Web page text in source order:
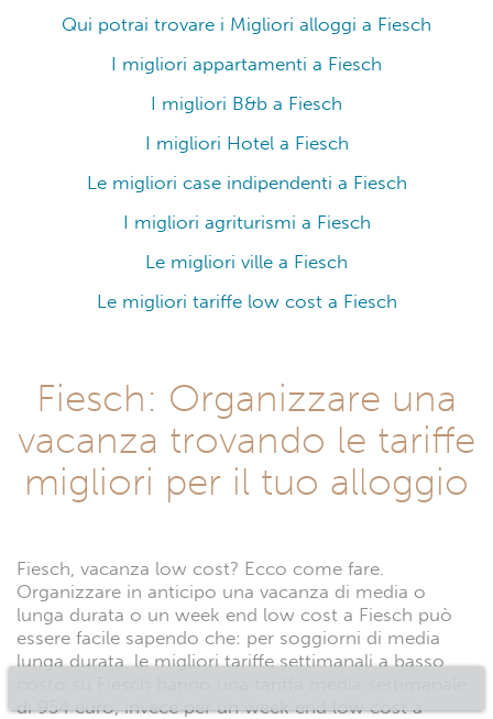
Qui potrai trovare i Migliori alloggi a Fiesch
I migliori appartamenti a Fiesch
I migliori B&b a Fiesch
I migliori Hotel a Fiesch
Le migliori case indipendenti a Fiesch
I migliori agriturismi a Fiesch
Le migliori ville a Fiesch
Le migliori tariffe low cost a Fiesch
Fiesch: Organizzare una
vacanza trovando le tariffe
migliori per il tuo alloggio
Fiesch, vacanza low cost? Ecco come fare.
Organizzare in anticipo una vacanza di media o
lunga durata o un week end low cost a Fiesch può
essere facile sapendo che: per soggiorni di media
lunga durata, le migliori tariffe settimanali a basso
di 954 euro, invece per un week end low cost a